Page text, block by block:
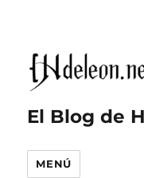
El Blog de
MENÚ